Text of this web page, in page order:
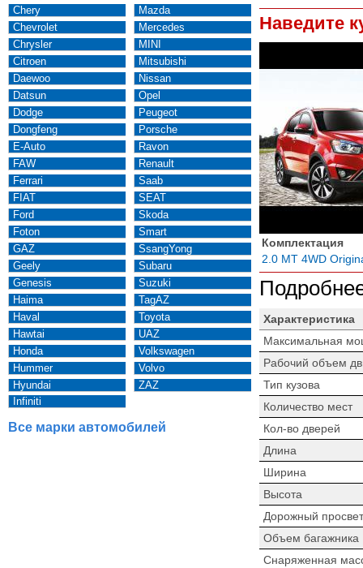
Chery
Chevrolet
Chrysler
Citroen
Daewoo
Datsun
Dodge
Dongfeng
E-Auto
FAW
Ferrari
FIAT
Ford
Foton
GAZ
Geely
Genesis
Haima
Haval
Hawtai
Honda
Hummer
Hyundai
Infiniti
Mazda
Mercedes
MINI
Mitsubishi
Nissan
Opel
Peugeot
Porsche
Ravon
Renault
Saab
SEAT
Skoda
Smart
SsangYong
Subaru
Suzuki
TagAZ
Toyota
UAZ
Volkswagen
Volvo
ZAZ
Все марки автомобилей
Наведите
Комплектация
2.0 MT 4WD
Характеристика
Максимальная
Рабочий объем
Тип кузова
Количество мест
Кол-во дверей
Длина
Ширина
Высота
Дорожный просвет
Объем багажника
Снаряженная